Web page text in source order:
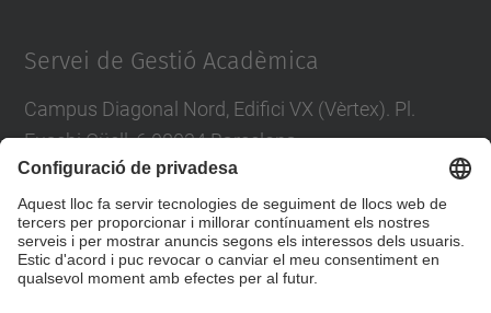
Servei de Gestió Acadèmica
Campus Diagonal Nord, Edifici VX (Vèrtex). Pl.
Eusebi Güell, 6 08034 Barcelona
Directori UPC
Contacta amb nosaltres